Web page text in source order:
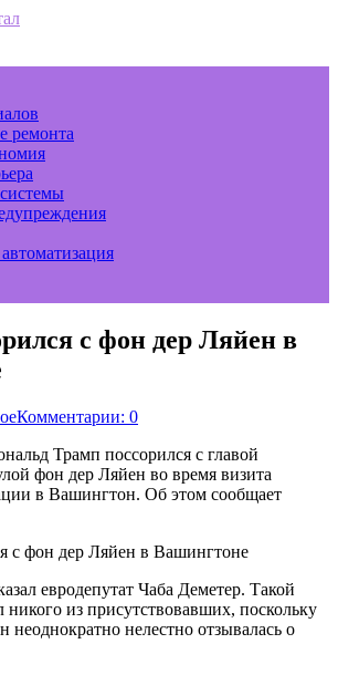
ремонта
с фон дер Ляйен в
Комментарии: 0
Трамп поссорился с главой
фон дер Ляйен во время визита
в Вашингтон. Об этом сообщает
евродепутат Чаба Деметер. Такой
никого из присутствовавших, поскольку
неоднократно нелестно отзывалась о